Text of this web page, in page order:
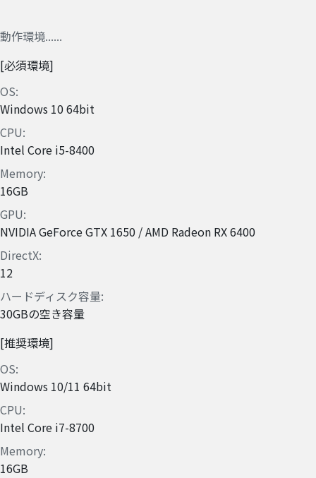
動作環境
必須環境
OS
Windows 10 64bit
CPU
Intel Core i5-8400
Memory
16GB
GPU
NVIDIA GeForce GTX 1650 / AMD Radeon RX 6400
DirectX
12
ハードディスク容量
30GBの空き容量
推奨環境
OS
Windows 10/11 64bit
CPU
Intel Core i7-8700
Memory
16GB